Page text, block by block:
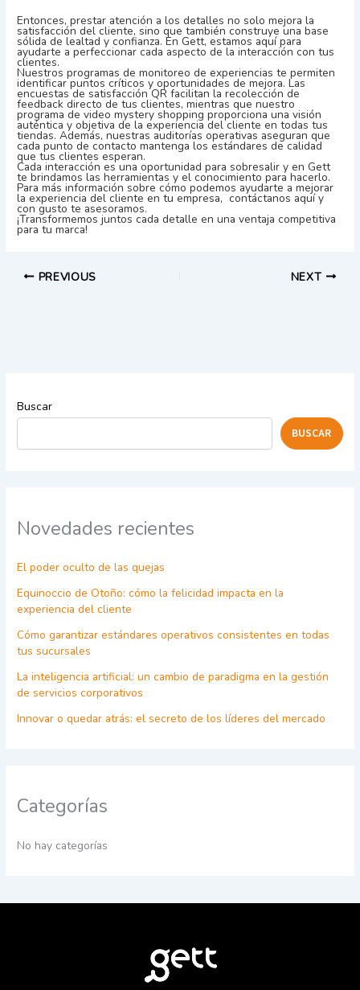
Entonces, prestar atención a los detalles no solo mejora la
satisfacción del cliente, sino que también construye una base
sólida de lealtad y confianza. En Gett, estamos aquí para
ayudarte a perfeccionar cada aspecto de la interacción con tus
clientes.
Nuestros programas de monitoreo de experiencias te permiten
identificar puntos críticos y oportunidades de mejora. Las
encuestas de satisfacción QR facilitan la recolección de
feedback directo de tus clientes, mientras que nuestro
programa de video mystery shopping proporciona una visión
auténtica y objetiva de la experiencia del cliente en todas tus
tiendas. Además, nuestras auditorías operativas aseguran que
cada punto de contacto mantenga los estándares de calidad
que tus clientes esperan.
Cada interacción es una oportunidad para sobresalir y en Gett
te brindamos las herramientas y el conocimiento para hacerlo.
Para más información sobre cómo podemos ayudarte a mejorar
la experiencia del cliente en tu empresa,contáctanos aquíy
con gusto te asesoramos.
¡Transformemos juntos cada detalle en una ventaja competitiva
para tu marca!
PREVIOUS NEXT
Buscar
BUSCAR
Novedades recientes
El poder oculto de las quejas
Equinoccio de Otoño: cómo la felicidad impacta en la
experiencia del cliente
Cómo garantizar estándares operativos consistentes en todas
tus sucursales
La inteligencia artificial: un cambio de paradigma en la gestión
de servicios corporativos
Innovar o quedar atrás: el secreto de los líderes del mercado
Categorías
No hay categorías